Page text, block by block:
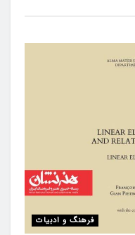
فرهنگ و ادبیات